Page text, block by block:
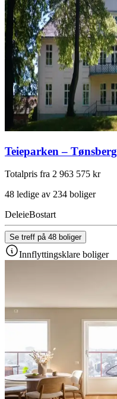
Teieparken – Tønsberg
Totalpris fra 2 963 575 kr
48 ledige av 234 boliger
DeleieBostart
Se treff på 48 boliger
Innflyttingsklare boliger